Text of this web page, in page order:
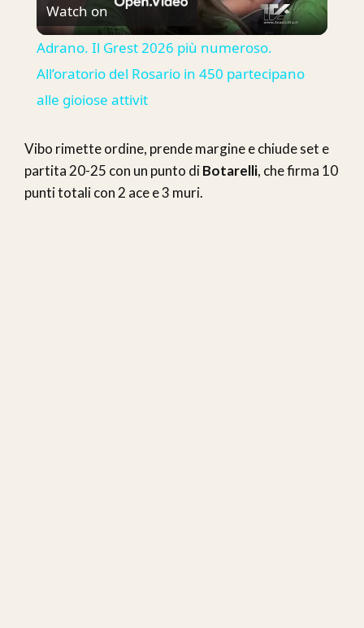
Video
Watch on
Adrano. Il Grest 2026 più numeroso.
All’oratorio del Rosario in 450 partecipano
alle gioiose attivit
Vibo rimette ordine, prende margine e chiude set e
partita 20-25 con un punto diBotarelli, che firma 10
punti totali con 2 ace e 3 muri.